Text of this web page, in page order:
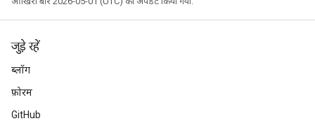
जुड़े रहें
ब्लॉग
फ़ोरम
GitHub